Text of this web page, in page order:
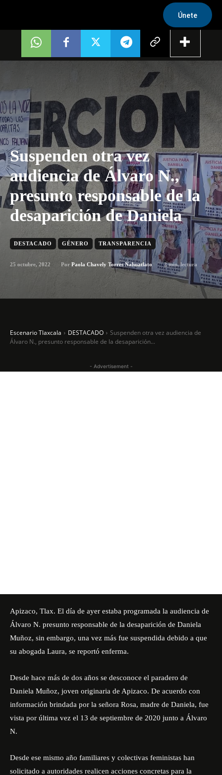
Únete
Suspenden otra vez
audiencia de Álvaro N.,
presunto responsable de la
desaparición de Daniela
DESTACADO GÉNERO TRANSPARENCIA
25 octubre, 2022 Por Paola Chavely Torres Nahuatlato 2min. lectura
Escenario Tlaxcala DESTACADO
Suspenden otra vez audiencia de
Álvaro N., presunto responsable de la desaparición...
- Advertisement -
Apizaco, Tlax. El día de ayer estaba programada la audiencia de
Álvaro N. presunto responsable de la desaparición de Daniela
Muñoz, sin embargo, una vez más fue suspendida debido a que
su abogada Laura, se reportó enferma.
Desde hace más de dos años se desconoce el paradero de
Daniela Muñoz, joven originaria de Apizaco. De acuerdo con
información brindada por la señora Rosa, madre de Daniela, fue
vista por última vez el 13 de septiembre de 2020 junto a Álvaro
N.
Desde ese mismo año familiares y colectivas feministas han
solicitado a autoridades realicen acciones concretas para la